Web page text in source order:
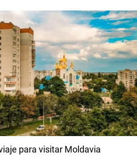
para visitar Moldavia